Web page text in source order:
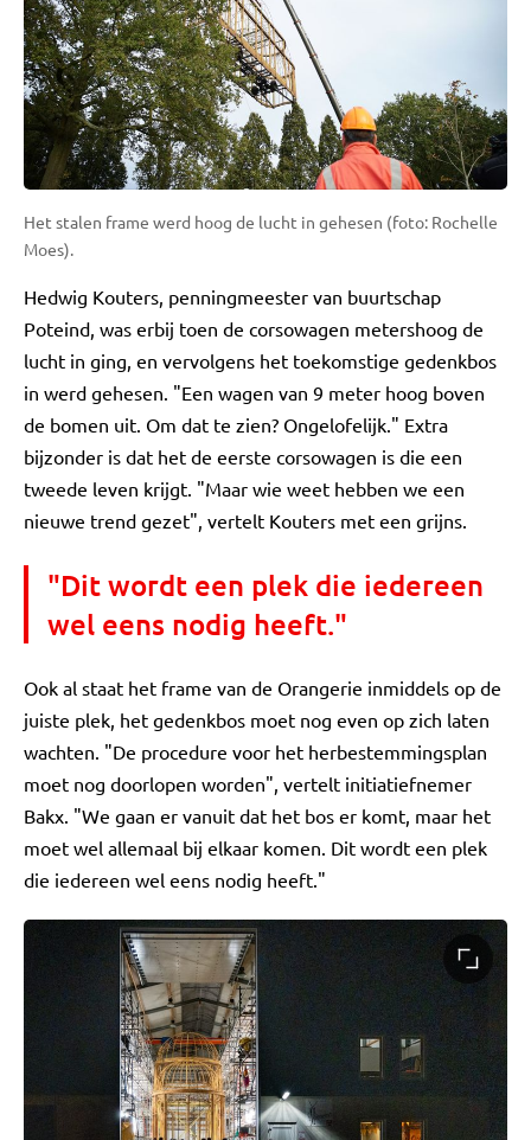
Het stalen frame werd hoog de lucht in gehesen (foto: Rochelle
Moes).
Hedwig Kouters, penningmeester van buurtschap
Poteind, was erbij toen de corsowagen metershoog de
lucht in ging, en vervolgens het toekomstige gedenkbos
in werd gehesen. "Een wagen van 9 meter hoog boven
de bomen uit. Om dat te zien? Ongelofelijk." Extra
bijzonder is dat het de eerste corsowagen is die een
tweede leven krijgt. "Maar wie weet hebben we een
nieuwe trend gezet", vertelt Kouters met een grijns.
"Dit wordt een plek die iedereen
wel eens nodig heeft."
Ook al staat het frame van de Orangerie inmiddels op de
juiste plek, het gedenkbos moet nog even op zich laten
wachten. "De procedure voor het herbestemmingsplan
moet nog doorlopen worden", vertelt initiatiefnemer
Bakx. "We gaan er vanuit dat het bos er komt, maar het
moet wel allemaal bij elkaar komen. Dit wordt een plek
die iedereen wel eens nodig heeft."